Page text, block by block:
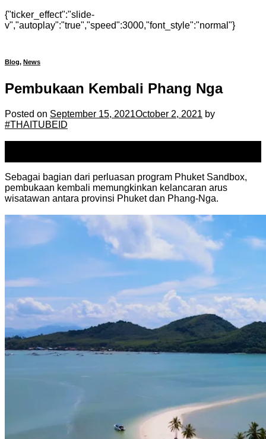
{"ticker_effect":"slide-
v","autoplay":"true","speed":3000,"font_style":"normal"}
Blog, News
Pembukaan Kembali Phang Nga
Posted on September 15, 2021October 2, 2021 by
#THAITUBEID
Sebagai bagian dari perluasan program Phuket Sandbox,
pembukaan kembali memungkinkan kelancaran arus
wisatawan antara provinsi Phuket dan Phang-Nga.